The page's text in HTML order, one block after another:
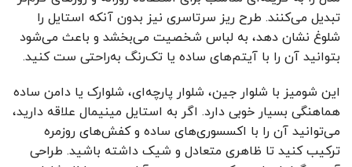
تبدیل می‌کنند. طرح ریز سرتاسری نیز بدون آنکه استایل را
شلوغ نشان دهد، به لباس شخصیت می‌بخشد و باعث می‌شود
بتوانید آن را با آیتم‌های ساده یا تک‌رنگ به‌راحتی ست کنید.
این شومیز با شلوار جین، شلوار پارچه‌ای، شلوارک یا دامن ساده
هماهنگی بسیار خوبی دارد. اگر به استایل مینیمال علاقه دارید،
می‌توانید آن را با اکسسوری‌های ساده و کفش‌های روزمره
ترکیب کنید تا ظاهری متعادل و شیک داشته باشید. طراحی